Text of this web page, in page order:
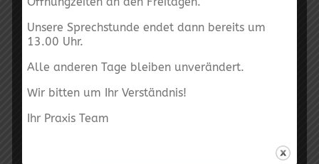
Elisabetta Leo-Sliwa
Medizinische Fachangestellte
Unsere Sprechstunde endet dann bereits um
13.00 Uhr.
Alle anderen Tage bleiben unverändert.
Wir bitten um Ihr Verständnis!
Ihr Praxis Team